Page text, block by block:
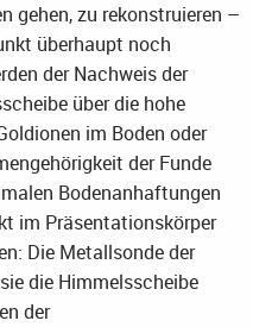
gehen, zu rekonstruieren –
überhaupt noch
der Nachweis der
über die hohe
im Boden oder
der Funde
Bodenanhaftungen
im Präsentationskörper
Die Metallsonde der
die Himmelsscheibe
der